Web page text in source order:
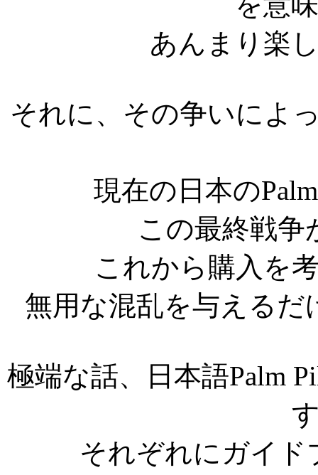
あんまり楽
それに、その争いによ
現在の日本の
この最終戦争
これから購入を
無用な混乱を与える
極端な話、日本語Palm
それぞれにガイド